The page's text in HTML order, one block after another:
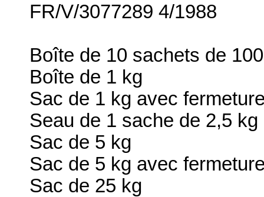
FR/V/3077289 4/1988
Boîte de 10 sachets de
Boîte de 1 kg
Sac de 1 kg avec
Seau de 1 sache de 2,5 kg
Sac de 5 kg
Sac de 5 kg avec
Sac de 25 kg